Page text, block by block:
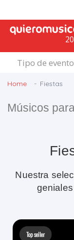
Tipo de evento
Home Fiestas
Músicos
Nuestra
Top seller